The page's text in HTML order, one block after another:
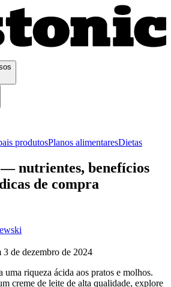
produtosPlanos alimentaresDietas
nutrientes, benefícios
de compra
3 de dezembro de 2024
uma riqueza ácida aos pratos e molhos.
creme de leite de alta qualidade, explore